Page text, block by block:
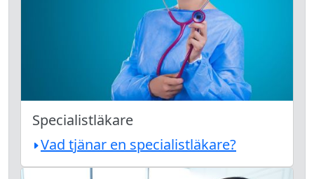
Specialistläkare
Vad tjänar en specialistläkare?